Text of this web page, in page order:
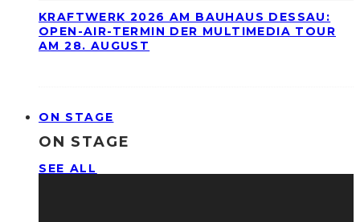
KRAFTWERK 2026 AM BAUHAUS DESSAU:
OPEN-AIR-TERMIN DER MULTIMEDIA TOUR
AM 28. AUGUST
ON STAGE
ON STAGE
SEE ALL